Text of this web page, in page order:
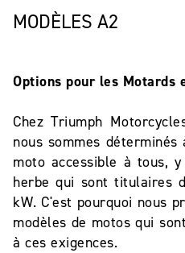
MODÈLES A2
Options pour les Motards
Chez Triumph
nous sommes
moto accessible à tous,
herbe qui sont titulaires
kW. C'est pourquoi nous
modèles de motos qui
à ces exigences.